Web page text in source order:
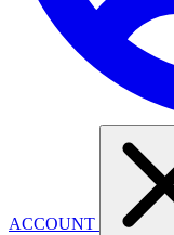
ACCOUNT